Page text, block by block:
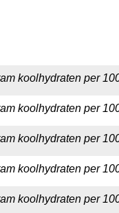
koolhydraten per
koolhydraten per
koolhydraten per
koolhydraten per
koolhydraten per